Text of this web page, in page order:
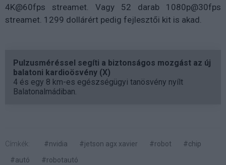
4K@60fps streamet. Vagy 52 darab 1080p@30fps
streamet. 1299 dollárért pedig fejlesztői kit is akad.
Pulzusméréssel segíti a biztonságos mozgást az új
balatoni kardioösvény (X)
4 és egy 8 km-es egészségügyi tanösvény nyílt
Balatonalmádiban.
Címkék: #nvidia #jetson agx xavier #robot
#chip
#autó
#robotautó